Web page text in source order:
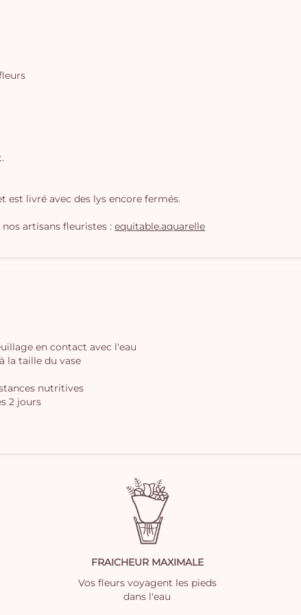
livré avec des lys encore fermés.
artisans fleuristes :equitable.aquarelle
en contact avec l'eau
la taille du vase
nutritives
2 jours
FRAICHEUR MAXIMALE
Vos fleurs voyagent les pieds
dans l'eau